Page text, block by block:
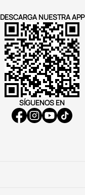
DESCARGA NUESTRA APP
SÍGUENOS EN